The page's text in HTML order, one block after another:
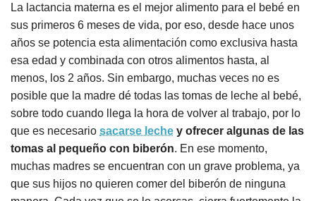
La lactancia materna es el mejor alimento para el bebé en
sus primeros 6 meses de vida, por eso, desde hace unos
años se potencia esta alimentación como exclusiva hasta
esa edad y combinada con otros alimentos hasta, al
menos, los 2 años. Sin embargo, muchas veces no es
posible que la madre dé todas las tomas de leche al bebé,
sobre todo cuando llega la hora de volver al trabajo, por lo
que es necesario sacarse leche y ofrecer algunas de las
tomas al pequeño con biberón. En ese momento,
muchas madres se encuentran con un grave problema, ya
que sus hijos no quieren comer del biberón de ninguna